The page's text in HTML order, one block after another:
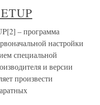
– программа
настройки
специальной
и версии
произвести